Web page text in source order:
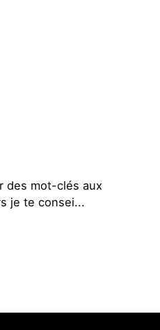
des mot-clés aux
je te consei...